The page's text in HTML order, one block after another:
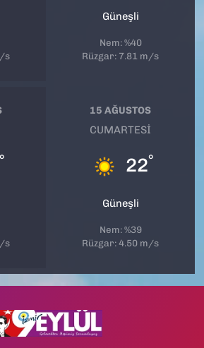
s
Güneşli
Nem: %40
Rüzgar: 7.81 m/s
°
s
15 AĞUSTOS
CUMARTESI
22°
Güneşli
Nem: %39
Rüzgar: 4.50 m/s